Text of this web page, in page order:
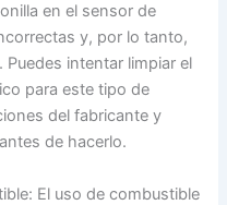
en el sensor de
y, por lo tanto,
intentar limpiar el
para este tipo de
del fabricante y
de hacerlo.
El uso de combustible